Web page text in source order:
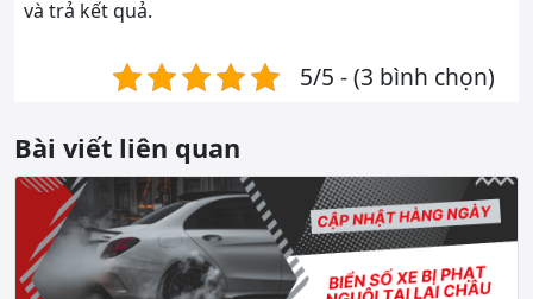
và trả kết quả.
5/5 - (3 bình chọn)
Bài viết liên quan